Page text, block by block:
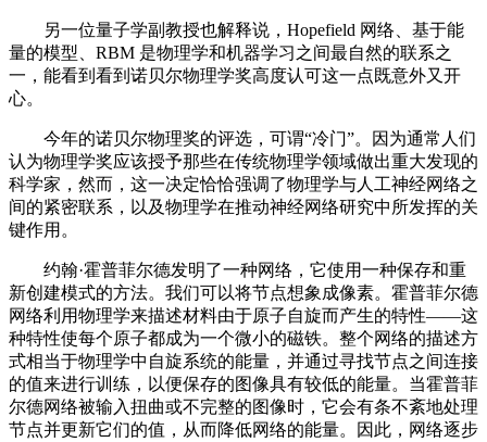
另一位量子学副教授也解释说，Hopefield 网络、基于能
量的模型、RBM 是物理学和机器学习之间最自然的联系之
一，能看到看到诺贝尔物理学奖高度认可这一点既意外又开
心。
今年的诺贝尔物理奖的评选，可谓“冷门”。因为通常人们
认为物理学奖应该授予那些在传统物理学领域做出重大发现的
科学家，然而，这一决定恰恰强调了物理学与人工神经网络之
间的紧密联系，以及物理学在推动神经网络研究中所发挥的关
键作用。
约翰·霍普菲尔德发明了一种网络，它使用一种保存和重
新创建模式的方法。我们可以将节点想象成像素。霍普菲尔德
网络利用物理学来描述材料由于原子自旋而产生的特性——这
种特性使每个原子都成为一个微小的磁铁。整个网络的描述方
式相当于物理学中自旋系统的能量，并通过寻找节点之间连接
的值来进行训练，以便保存的图像具有较低的能量。当霍普菲
尔德网络被输入扭曲或不完整的图像时，它会有条不紊地处理
节点并更新它们的值，从而降低网络的能量。因此，网络逐步